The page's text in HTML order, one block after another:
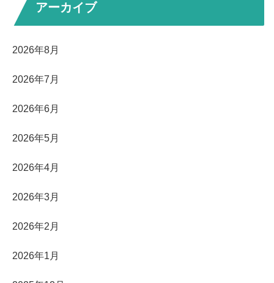
アーカイブ
2026年8月
2026年7月
2026年6月
2026年5月
2026年4月
2026年3月
2026年2月
2026年1月